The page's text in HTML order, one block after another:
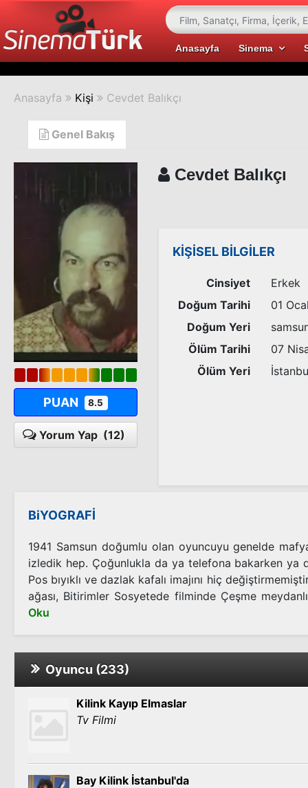
Anasayfa Sinema
Anasayfa Kişi Cevdet Balıkçı
Genel Bakış
PUAN 8.5
Yorum Yap (12)
Cevdet Balıkçı
KİŞİSEL BİLGİLER
Cinsiyet
Erkek
Doğum Tarihi
01
Doğum Yeri
Ölüm Tarihi
07
Ölüm Yeri
BiYOGRAFİ
1941 Samsun doğumlu olan oyuncuyu genelde
izledik hep. Çoğunlukla da ya telefona bakarken ya
Pos bıyıklı ve dazlak kafalı imajını hiç
ağası, Bitirimler Sosyetede filminde Çeşme
Oku
Oyuncu (233)
Kilink Kayıp Elmaslar
Tv Filmi
Bay Kilink İstanbul'da